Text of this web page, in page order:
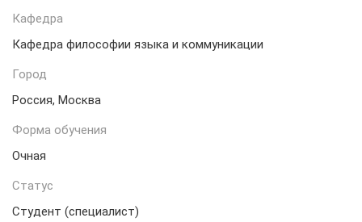
Кафедра
Кафедра философии языка и коммуникации
Город
Россия, Москва
Форма обучения
Очная
Статус
Студент (специалист)